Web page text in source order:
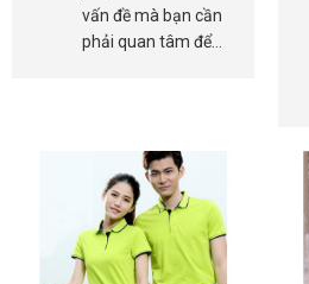
vấn đề mà bạn cần
phải quan tâm để…